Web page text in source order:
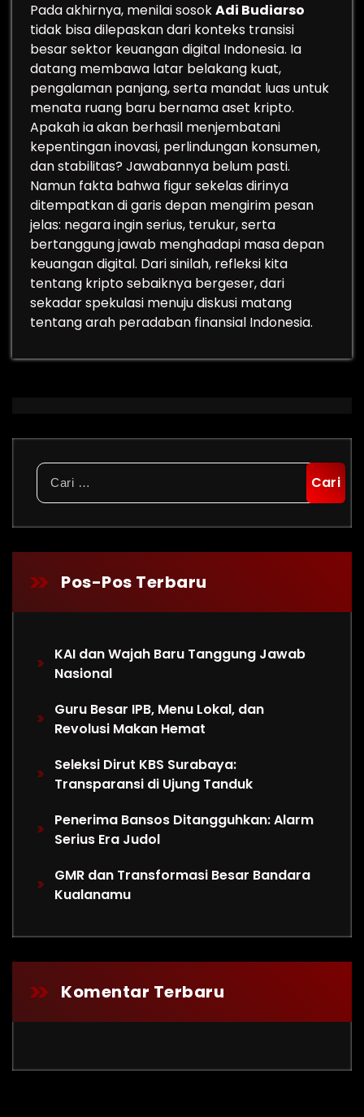
Pada akhirnya, menilai sosokAdi Budiarso
tidak bisa dilepaskan dari konteks transisi
besar sektor keuangan digital Indonesia. Ia
datang membawa latar belakang kuat,
pengalaman panjang, serta mandat luas untuk
menata ruang baru bernama aset kripto.
Apakah ia akan berhasil menjembatani
kepentingan inovasi, perlindungan konsumen,
dan stabilitas? Jawabannya belum pasti.
Namun fakta bahwa figur sekelas dirinya
ditempatkan di garis depan mengirim pesan
jelas: negara ingin serius, terukur, serta
bertanggung jawab menghadapi masa depan
keuangan digital. Dari sinilah, refleksi kita
tentang kripto sebaiknya bergeser, dari
sekadar spekulasi menuju diskusi matang
tentang arah peradaban finansial Indonesia.
Cari
untuk:
Pos-Pos Terbaru
KAI dan Wajah Baru Tanggung Jawab
Nasional
Guru Besar IPB, Menu Lokal, dan
Revolusi Makan Hemat
Seleksi Dirut KBS Surabaya:
Transparansi di Ujung Tanduk
Penerima Bansos Ditangguhkan: Alarm
Serius Era Judol
GMR dan Transformasi Besar Bandara
Kualanamu
Komentar Terbaru